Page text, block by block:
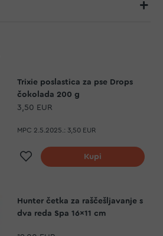
Trixie poslastica za pse Drops
čokolada 200 g
3,50 EUR
MPC 2.5.2025.: 3,50 EUR
Dodaj na listu želja
Kupi
Hunter četka za raščešljavanje s
dva reda Spa 16x11 cm